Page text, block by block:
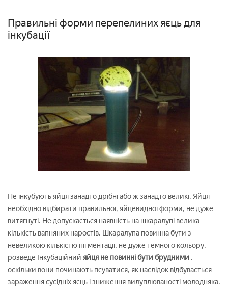
Правильні форми перепелиних яєць для
інкубації
Не інкубують яйця занадто дрібні або ж занадто великі. Яйця
необхідно відбирати правильної, яйцевидної форми, не дуже
витягнуті. Не допускається наявність на шкаралупі велика
кількість вапняних наростів. Шкаралупа повинна бути з
невеликою кількістю пігментації, не дуже темного кольору.
розведе Інкубаційний яйця не повинні бути брудними ,
оскільки вони починають псуватися, як наслідок відбувається
зараження сусідніх яєць і зниження вилуплюваності молодняка.